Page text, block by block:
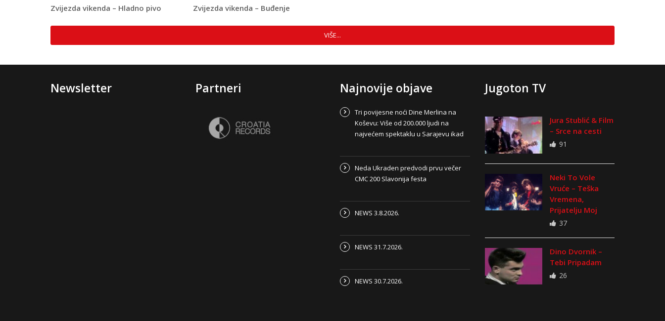
Zvijezda vikenda – Hladno pivo Zvijezda vikenda – Buđenje
VIŠE...
Newsletter Partneri Najnovije objave
Tri povijesne noći Dine Merlina na
Koševu: Više od 200.000 ljudi na
najvećem spektaklu u Sarajevu ikad
Neda Ukraden predvodi prvu večer
CMC 200 Slavonija festa
NEWS 3.8.2026.
NEWS 31.7.2026.
NEWS 30.7.2026.
Jugoton TV
Jura Stublić & Film
– Srce na cesti
91
Neki To Vole
Vruće – Teška
Vremena,
Prijatelju Moj
37
Dino Dvornik –
Tebi Pripadam
26